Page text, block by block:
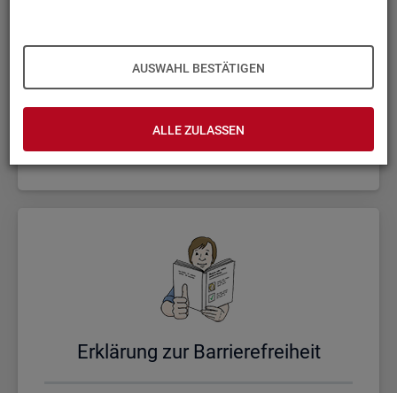
AUSWAHL BESTÄTIGEN
ALLE ZULASSEN
Er­klä­rung zur Bar­rie­re­frei­heit